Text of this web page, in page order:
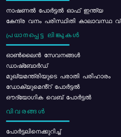
നാഷണൽ പോർട്ടൽ ഓഫ് ഇന്ത്യ
കേന്ദ്ര വനം പരിസ്ഥിതി കാലാവസ്ഥ
പ്രധാനപ്പെട്ട ലിങ്കുകൾ
ഓൺലൈൻ സേവനങ്ങൾ
ഡാഷ്ബോർഡ്
മുഖ്യമന്ത്രിയുടെ പരാതി പരിഹാരം
ഡോക്യുമെൻ്റ് പോർട്ടൽ
ഔദ്യോഗിക വെബ് പോർട്ടൽ
വിവരങ്ങൾ
പോര്‍ട്ടലിനെക്കുറിച്ച്